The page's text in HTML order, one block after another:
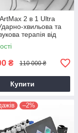
2 в 1 Ultra
хвильова та
терапія від
суглобах і
₴ 110 000 ₴
Купити
–2%